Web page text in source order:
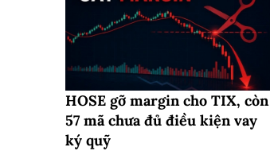
HOSE gỡ margin cho TIX, còn
57 mã chưa đủ điều kiện vay
ký quỹ